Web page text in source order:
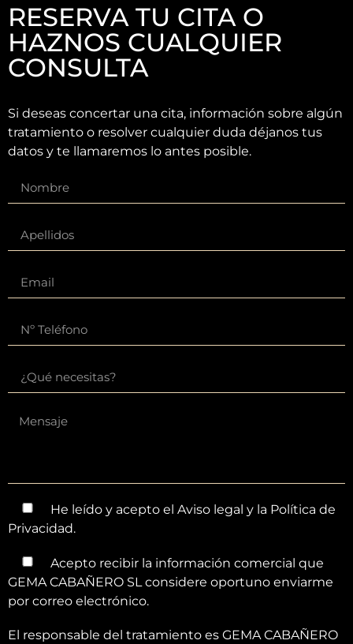
RESERVA TU CITA O
HAZNOS CUALQUIER
CONSULTA
Si deseas concertar una cita, información sobre algún
tratamiento o resolver cualquier duda déjanos tus
datos y te llamaremos lo antes posible.
He leído y acepto el Aviso legal y la Política de
Privacidad.
Acepto recibir la información comercial que
GEMA CABAÑERO SL considere oportuno enviarme
por correo electrónico.
El responsable del tratamiento es GEMA CABAÑERO